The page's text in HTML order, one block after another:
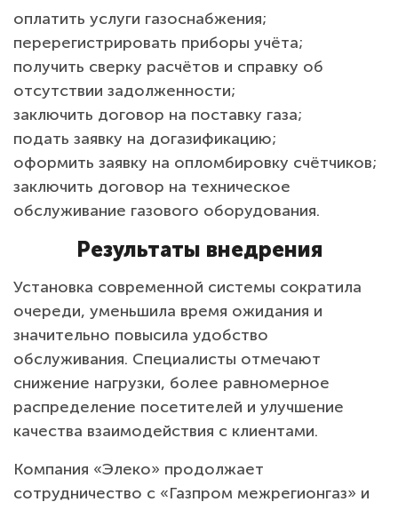
оплатить услуги газоснабжения;
перерегистрировать приборы учёта;
получить сверку расчётов и справку об
отсутствии задолженности;
заключить договор на поставку газа;
подать заявку на догазификацию;
оформить заявку на опломбировку счётчиков;
заключить договор на техническое
обслуживание газового оборудования.
Результаты внедрения
Установка современной системы сократила
очереди, уменьшила время ожидания и
значительно повысила удобство
обслуживания. Специалисты отмечают
снижение нагрузки, более равномерное
распределение посетителей и улучшение
качества взаимодействия с клиентами.
Компания «Элеко» продолжает
сотрудничество с «Газпром межрегионгаз» и